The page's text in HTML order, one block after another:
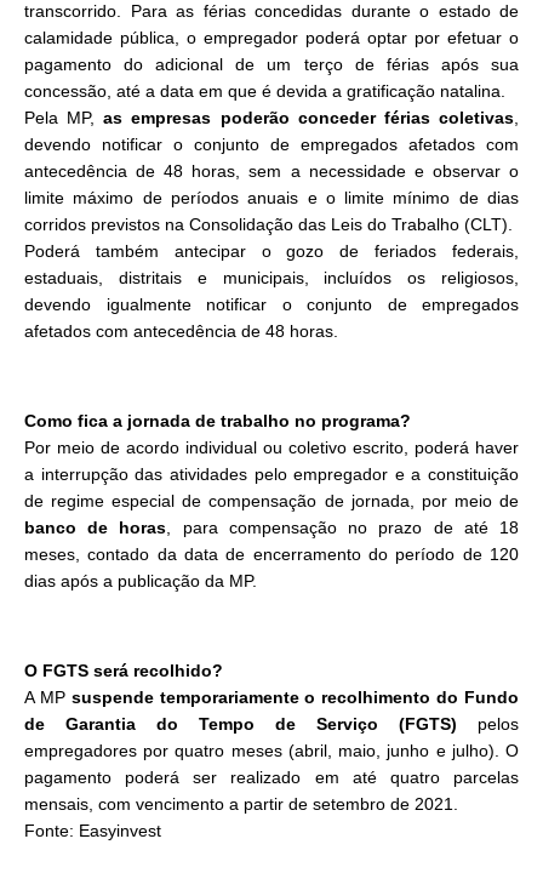
transcorrido. Para as férias concedidas durante o estado de
calamidade pública, o empregador poderá optar por efetuar o
pagamento do adicional de um terço de férias após sua
concessão, até a data em que é devida a gratificação natalina.
Pela MP,as empresas poderão conceder férias coletivas
devendo notificar o conjunto de empregados afetados com
antecedência de 48 horas, sem a necessidade e observar o
limite máximo de períodos anuais e o limite mínimo de dias
corridos previstos na Consolidação das Leis do Trabalho (CLT).
Poderá também antecipar o gozo de feriados federais,
estaduais, distritais e municipais, incluídos os religiosos,
devendo igualmente notificar o conjunto de empregados
afetados com antecedência de 48 horas.
Como fica a jornada de trabalho no programa?
Por meio de acordo individual ou coletivo escrito, poderá haver
a interrupção das atividades pelo empregador e a constituição
de regime especial de compensação de jornada, por meio de
banco de horas , para compensação no prazo de até 18
meses, contado da data de encerramento do período de 120
dias após a publicação da MP.
O FGTS será recolhido?
A MP suspende temporariamente o recolhimento do Fundo
de Garantia do Tempo de Serviço (FGTS) pelos
empregadores por quatro meses (abril, maio, junho e julho). O
pagamento poderá ser realizado em até quatro parcelas
mensais, com vencimento a partir de setembro de 2021.
Fonte: Easyinvest